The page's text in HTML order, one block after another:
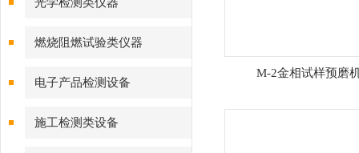
燃烧阻燃试验类仪器
电子产品检测设备
施工检测类设备
M-2金相试样预磨